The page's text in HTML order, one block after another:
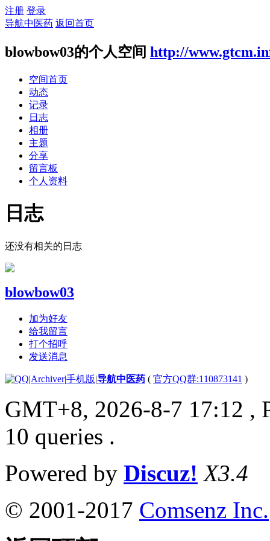
注册 登录
导航中医药 返回首页
blowbow03的个人空间 http://
空间首页
动态
记录
日志
相册
主题
分享
留言板
个人资料
日志
还没有相关的日志
blowbow03
加为好友
给我留言
打个招呼
发送消息
|Archiver|手机版|导航中医药 ( 官方QQ群:110873141 )
GMT+8, 2026-8-7 17:12 ,
10 queries .
Powered by Discuz! X3.4
© 2001-2017 Comsenz Inc.